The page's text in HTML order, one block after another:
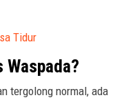
Tidur
Waspada?
tergolong normal, ada